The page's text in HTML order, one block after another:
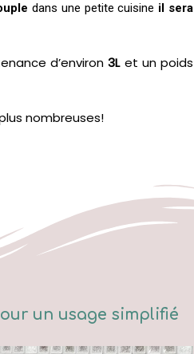
dans une petite cuisine il sera
d’environ3Let un poids
nombreuses!
un usage simplifié